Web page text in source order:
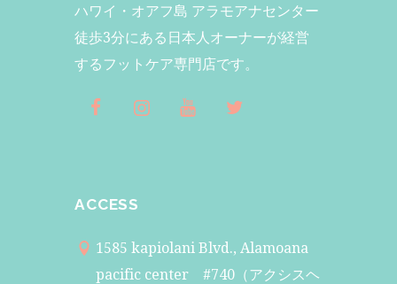
ハワイ・オアフ島 アラモアナセンター
徒歩3分にある日本人オーナーが経営
するフットケア専門店です。
ACCESS
1585 kapiolani Blvd., Alamoana
pacific center #740（アクシスヘ